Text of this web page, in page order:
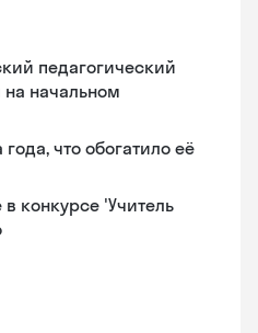
педагогический
на начальном
что обогатило её
конкурсе 'Учитель